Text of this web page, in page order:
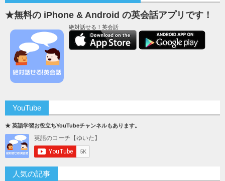
★無料の iPhone & Android の英会話アプリです！
絶対話せる！英会話
YouTube
★ 英語学習お役立ちYouTubeチャンネルもあります。
人気の記事